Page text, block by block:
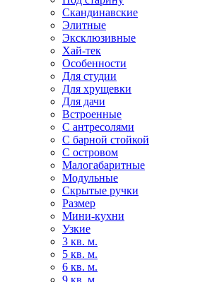
Скандинавские
Элитные
Эксклюзивные
Хай-тек
Особенности
Для студии
Для хрущевки
Для дачи
Встроенные
С антресолями
С барной стойкой
С островом
Малогабаритные
Модульные
Скрытые ручки
Размер
Мини-кухни
Узкие
3 кв. м.
5 кв. м.
6 кв. м.
9 кв. м.